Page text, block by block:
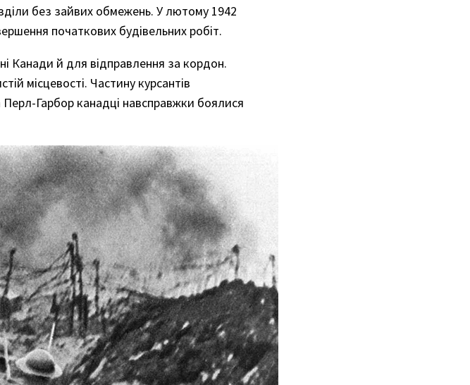
без зайвих обмежень. У лютому 1942
початкових будівельних робіт.
Канади й для відправлення за кордон.
місцевості. Частину курсантів
Гарбор канадці навсправжки боялися